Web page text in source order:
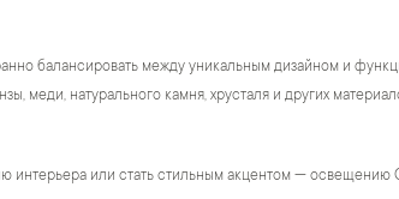
балансировать между уникальным дизайном и
меди, натурального камня, хрусталя и других
интерьера или стать стильным акцентом — освещению